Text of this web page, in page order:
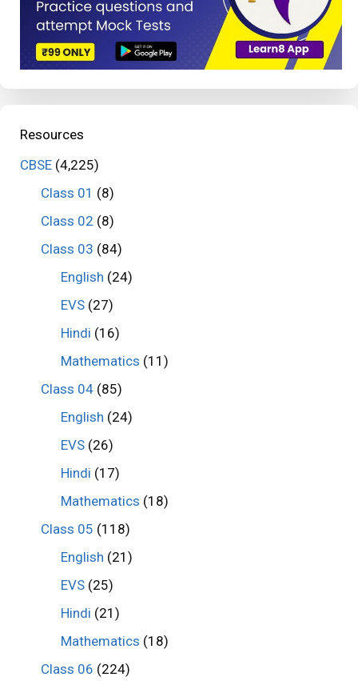
Resources
CBSE (4,225)
Class 01 (8)
Class 02 (8)
Class 03 (84)
English (24)
EVS (27)
Hindi (16)
Mathematics (11)
Class 04(85)
English (24)
EVS (26)
Hindi (17)
Mathematics (18)
Class 05 (118)
English (21)
EVS (25)
Hindi (21)
Mathematics (18)
Class 06 (224)